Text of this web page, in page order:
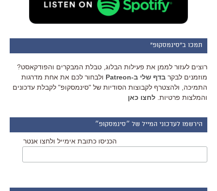
תמכו ב"סינמסקופ"
רוצים לעזור לממן את פעילות הבלוג, טבלת המבקרים והפודקאסט?
מוזמנים לבקר בדף שלי ב-Patreon
ולבחור לכם את אחת מדרגות
התמיכה, ולהצטרף לקבוצות הסודיות של "סינמסקופ" לקבלת עדכונים
והמלצות פרטיות. לחצו כאן
הירשמו לעדכוני המייל של ״סינמסקופ״
הכניסו כתובת אימייל ולחצו אנטר